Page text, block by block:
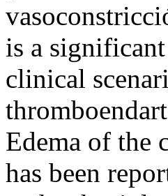
is a
clinical
Edema of the
has been